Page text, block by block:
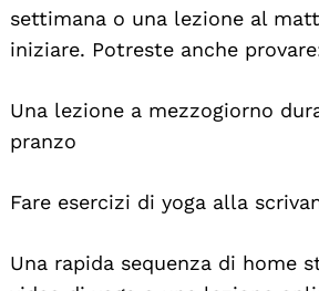
settimana o una lezione al
iniziare. Potreste anche
Una lezione a mezzogiorno
pranzo
Fare esercizi di yoga alla
Una rapida sequenza di home